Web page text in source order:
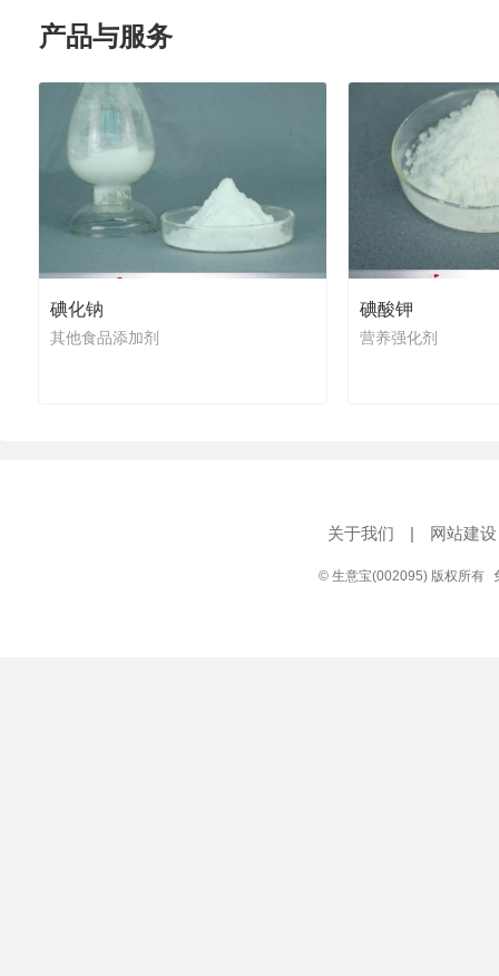
产品与服务
碘化钠
其他食品添加剂
碘酸钾
营养强化剂
关于我们 | 网站建设
© 生意宝(002095) 版权所有